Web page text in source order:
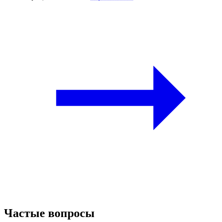
Частые вопросы